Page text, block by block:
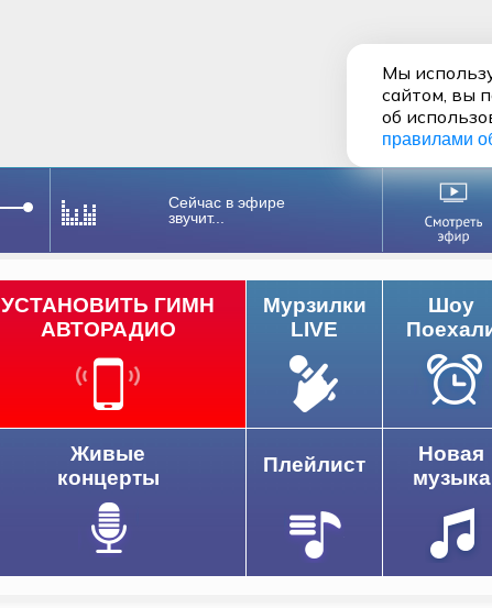
Сейчас в эфире
звучит...
УСТАНОВИТЬ ГИМН
АВТОРАДИО
Мурзилки
LIVE
Шоу
Живые
концерты
Плейлист
Новая
музыка
Мы
сайтом, вы
об
правилами